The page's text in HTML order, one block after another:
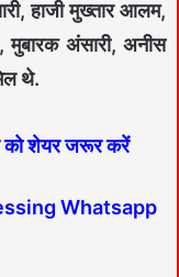
हाजी मुख्तार आलम,
मुबारक अंसारी, अनीस
थे.
को शेयर जरूर करें
Whatsapp